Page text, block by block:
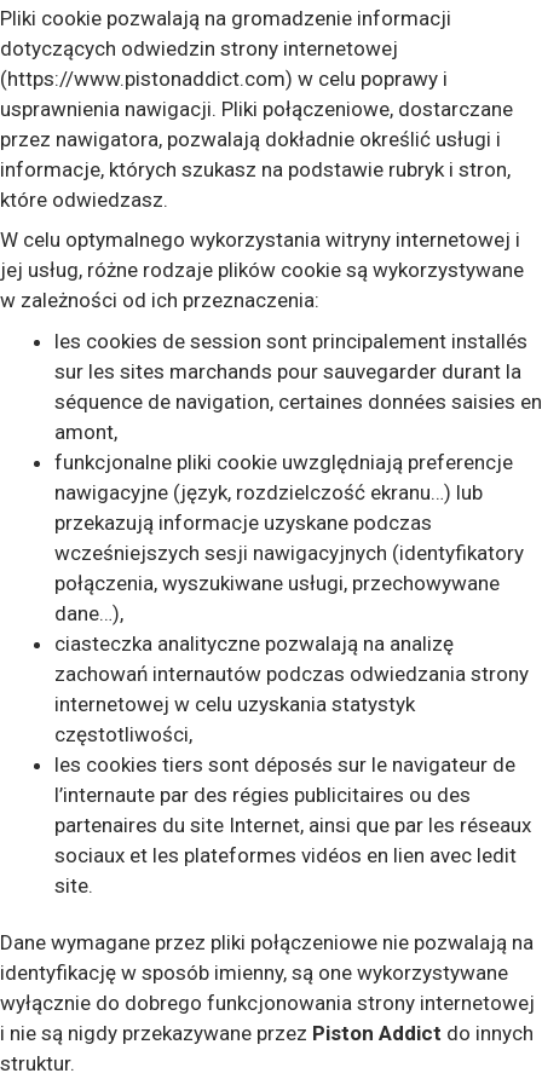
Pliki cookie pozwalają na gromadzenie informacji
dotyczących odwiedzin strony internetowej
(https://www.pistonaddict.com) w celu poprawy i
usprawnienia nawigacji. Pliki połączeniowe, dostarczane
przez nawigatora, pozwalają dokładnie określić usługi i
informacje, których szukasz na podstawie rubryk i stron,
które odwiedzasz.
W celu optymalnego wykorzystania witryny internetowej i
jej usług, różne rodzaje plików cookie są wykorzystywane
w zależności od ich przeznaczenia:
les cookies de session sont principalement installés
sur les sites marchands pour sauvegarder durant la
séquence de navigation, certaines données saisies en
amont,
funkcjonalne pliki cookie uwzględniają preferencje
nawigacyjne (język, rozdzielczość ekranu…) lub
przekazują informacje uzyskane podczas
wcześniejszych sesji nawigacyjnych (identyfikatory
połączenia, wyszukiwane usługi, przechowywane
dane…),
ciasteczka analityczne pozwalają na analizę
zachowań internautów podczas odwiedzania strony
internetowej w celu uzyskania statystyk
częstotliwości,
les cookies tiers sont déposés sur le navigateur de
l’internaute par des régies publicitaires ou des
partenaires du site Internet, ainsi que par les réseaux
sociaux et les plateformes vidéos en lien avec ledit
site.
Dane wymagane przez pliki połączeniowe nie pozwalają na
identyfikację w sposób imienny, są one wykorzystywane
wyłącznie do dobrego funkcjonowania strony internetowej
i nie są nigdy przekazywane przez Piston Addict do innych
struktur.